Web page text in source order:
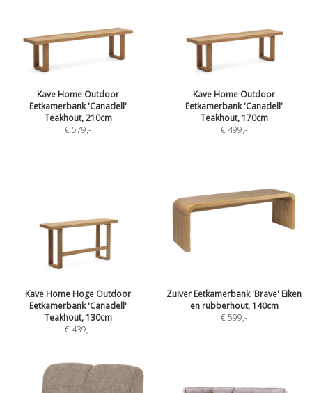
Kave Home Outdoor
Eetkamerbank 'Canadell'
Teakhout, 210cm
€ 579,-
Kave Home Outdoor
Eetkamerbank 'Canadell'
Teakhout, 170cm
€ 499,-
Kave Home Hoge Outdoor
Eetkamerbank 'Canadell'
Teakhout, 130cm
€ 439,-
Zuiver Eetkamerbank 'Brave' Eiken
en rubberhout, 140cm
€ 599,-